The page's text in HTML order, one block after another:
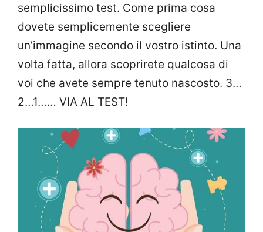
semplicissimo test. Come prima cosa
dovete semplicemente scegliere
un’immagine secondo il vostro istinto. Una
volta fatta, allora scoprirete qualcosa di
voi che avete sempre tenuto nascosto. 3…
2…1…… VIA AL TEST!